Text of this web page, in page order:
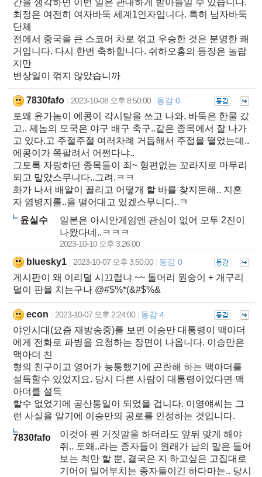
간을 생각하면 이번 일은 관대하게 받아들일 수 있습니다.
최정은 여전히 여자바둑 세계1인자입니다. 특히 남자바둑
단체
전에서 중국을 큰 스코어 차로 꺾고 우승한 것은 분명한 쾌
거입니다. 다시 한번 축하합니다. 쉬하오홍의 등장은 놀랍
지만
변상일이 꺾지 않았습니까
7830fafo 2023-10-08 오후 8:50:00 동감 0
토왜 윤가놈이 에콩이 각시탈을 쓰고 나와, 바둑은 한물 갔
고.. 제놈의 모국은 야구 배구 축구..같은 종목에서 잘 나가
고 있다.고 주절주절 여러차례 거듭해서 주접을 떨었는데..
에콩이가 쪽팔려서 어쩐다냐..
그토록 자랑하던 종목들이 죄~ 형편없는 꼬라지로 마무리
되고 말았스무니다..그려.ㅋㅋ
화가 나서 배알이 꼴리고 어떻개 할 바를 찾지몬해.. 지혼
자 염병지롤..을 떨어대고 있겠스무니다..ㅋ
윤실수
일본은 아시안게임엔 관심이 없어 모두 2진이
나왔다네..ㅋㅋㅋ
2023-10-10 오후 3:26:00
bluesky1 2023-10-07 오후 3:50:00 동감 0
게시판이 왜 이리덜 시끄럽냐 ~~ 돌머리 원숭이 + 개구리
덜이 판을 치는구나 @#$%*(&#$%&
econ 2023-10-07 오후 2:24:00 동감 4
야인시대(요즘 재방송중)를 보면 이승만 대통령이 맥아더
에게 전화로 파병을 요청하는 장면이 나옵니다. 이승만은
맥아더 친
형의 친구이고 영어가 능통했기에 곤란해 하는 맥아더를
설득할수 있었지요. 당시 다른 사람이 대통령이었다면 맥
아더를 설득
할수 없었기에 공산통일이 되었을 겁니다. 이영얘씨는 그
런 사실을 알기에 이승만의 공로를 인정하는 것입니다.
7830fafo
이것아 뭔 거짓말을 하더라도 앞뒤 맞게 해야
쥐.. 토왜..라는 종자들이 원래가 남의 말은 들어
보는 척만 할 뿐, 결국은 지 하고싶은 고집대로
기어이 밀어부치는 종자들이긴 하다마는.. 당시